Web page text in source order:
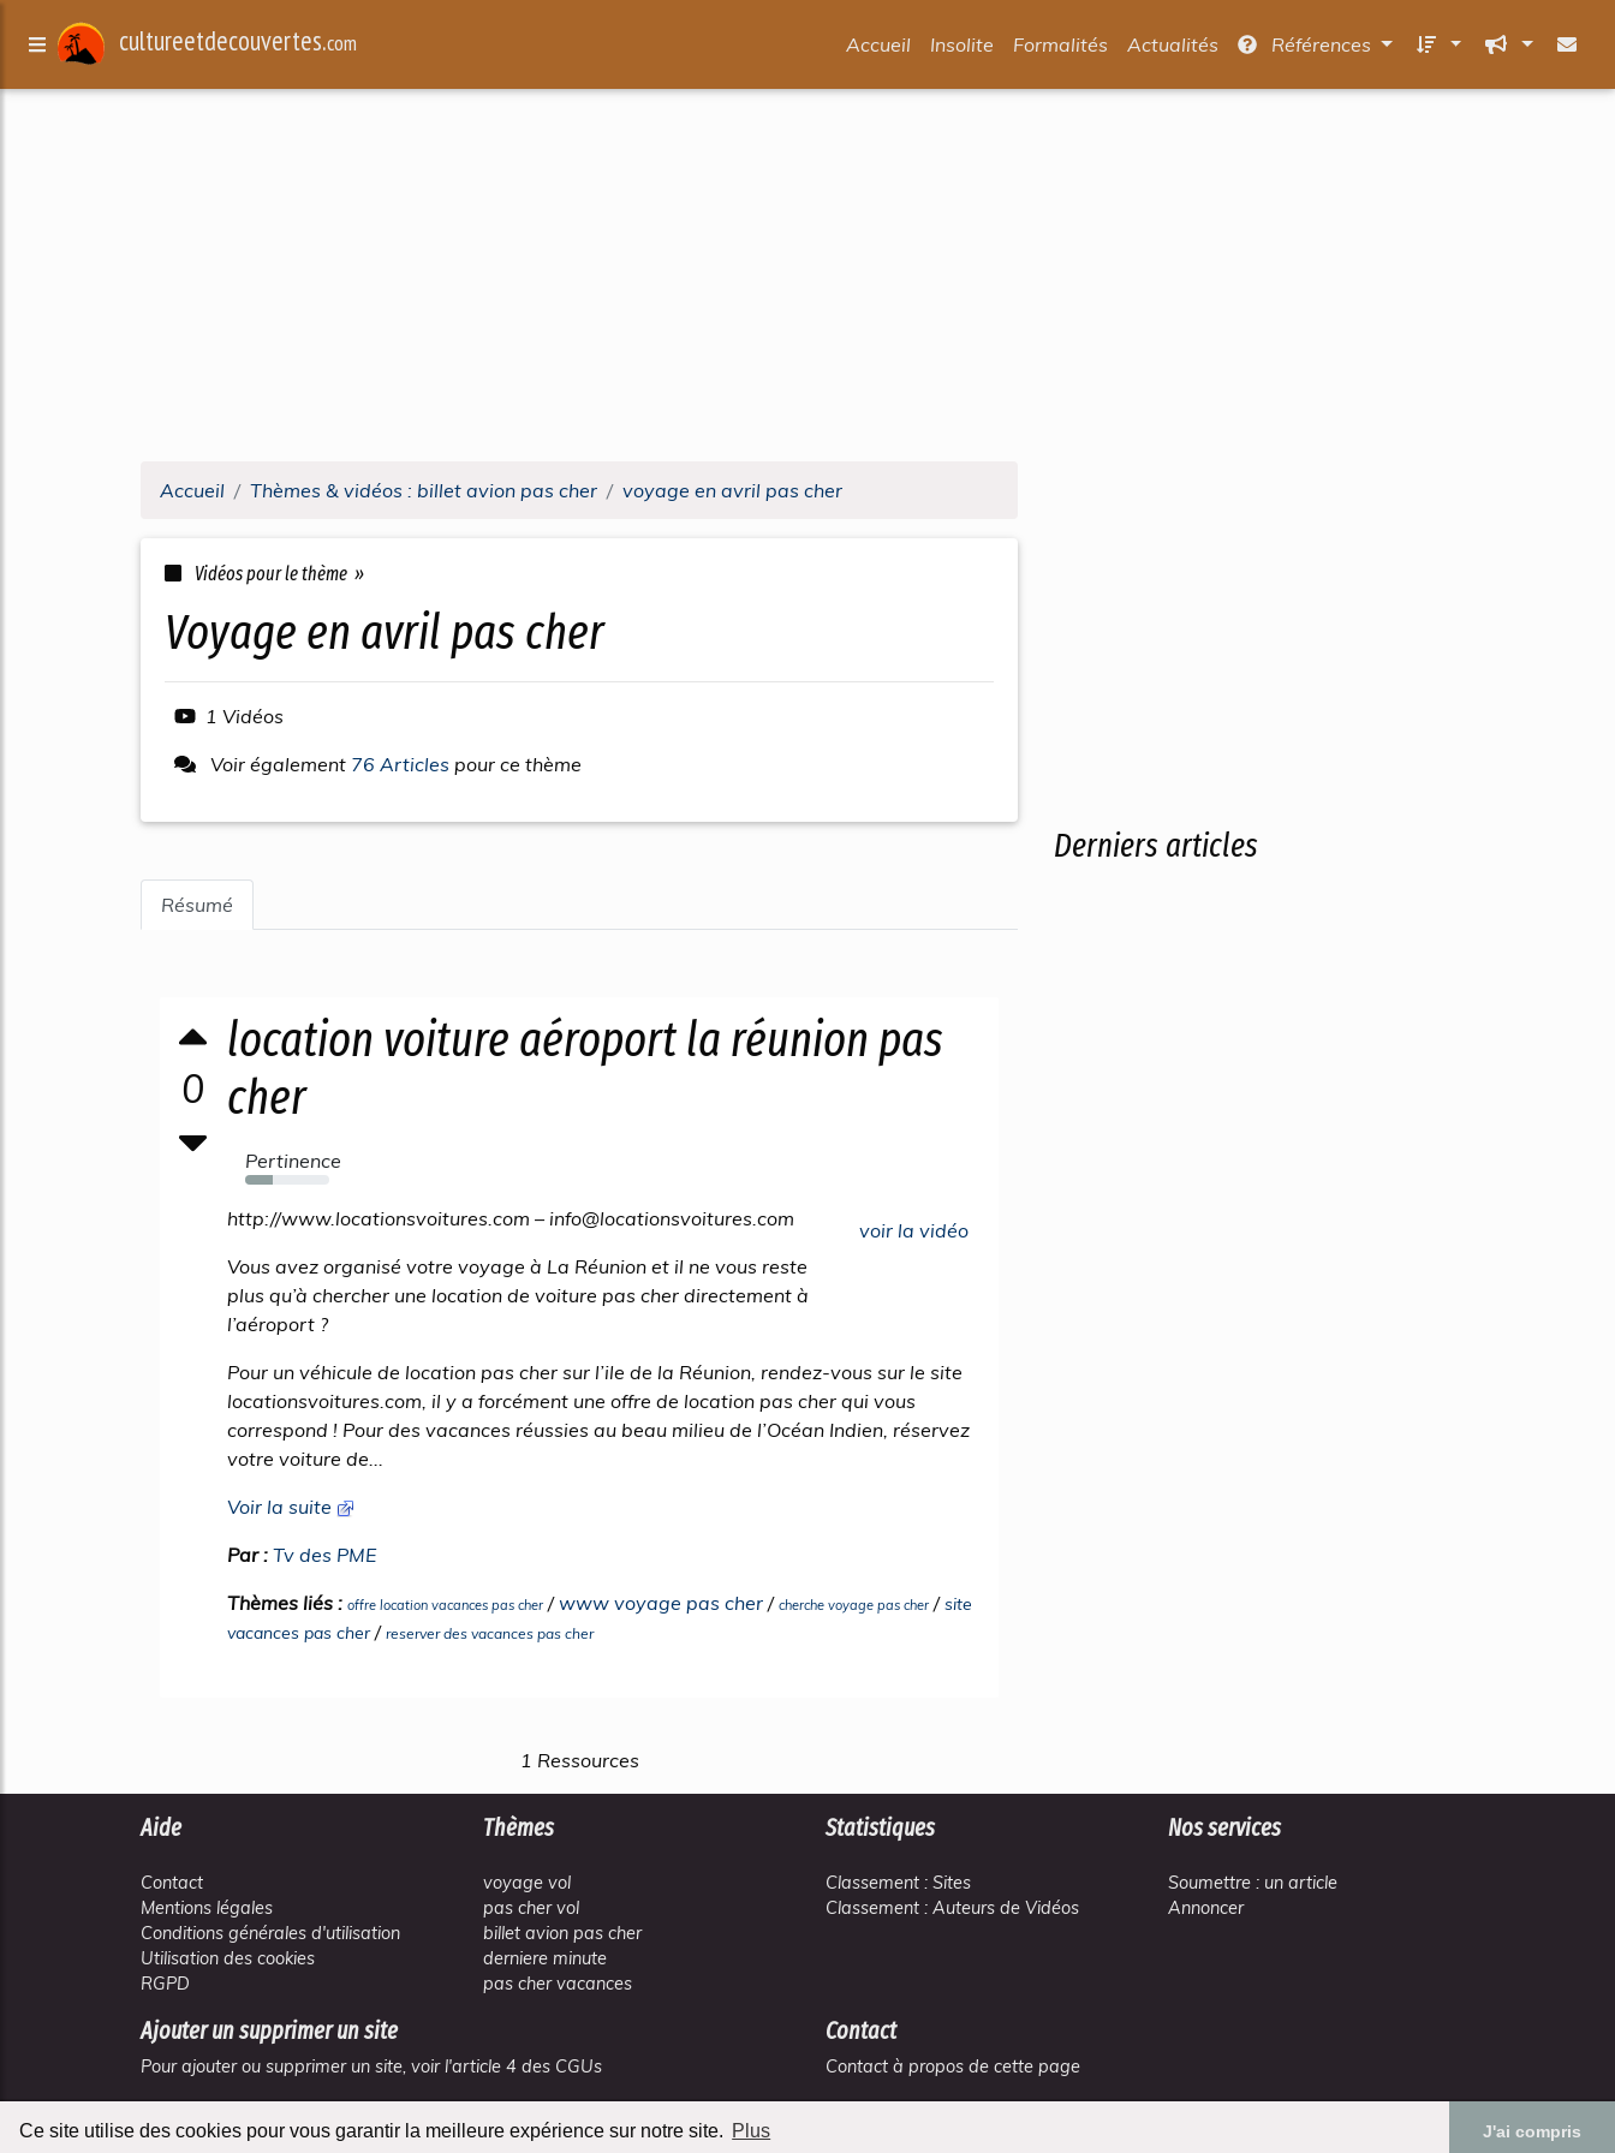
Ce site utilise des cookies pour vous garantir la meilleure expérience sur notre site. Plus J'ai compris
cultureetdecouvertes.com Accueil Insolite Formalités Actualités Références
Accueil Thèmes & vidéos : billet avion pas cher voyage en avril pas cher
Vidéos pour le thème »
voyage en avril pas cher
1 Vidéos
Voir également 76 Articles pour ce thème
Résumé
0
location voiture aéroport la réunion pas
cher
Pertinence
33%
voir la vidéo
http://www.locationsvoitures.com – info@locationsvoitures.com
Vous avez organisé votre voyage à La Réunion et il ne vous reste
plus qu’à chercher une location de voiture pas cher directement à
l’aéroport ?
Pour un véhicule de location pas cher sur l’ile de la Réunion, rendez-vous sur le site
locationsvoitures.com, il y a forcément une offre de location pas cher qui vous
correspond ! Pour des vacances réussies au beau milieu de l’Océan Indien, réservez
votre voiture de...
Voir la suite
Par : Tv des PME
Thèmes liés : offre location vacances pas cher /www voyage pas cher / cherche voyage pas cher /site
vacances pas cher/ reserver des vacances pas cher
1 Ressources
Derniers articles
Aide
Contact
Mentions légales
Conditions générales d'utilisation
Utilisation des cookies
RGPD
Thèmes
voyage vol
pas cher vol
billet avion pas cher
derniere minute
pas cher vacances
Statistiques
Classement : Sites
Classement : Auteurs de Vidéos
Nos services
Soumettre : un article
Annoncer
Ajouter un supprimer un site
Pour ajouter ou supprimer un site, voir l'article 4 des CGUs
Contact
Contact à propos de cette page
© Copyright: